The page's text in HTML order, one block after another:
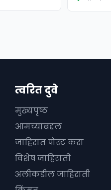
त्वरित दुवे
मुख्यपृष्ठ
आमच्याबद्दल
जाहिरात पोस्ट करा
विशेष जाहिराती
अलीकडील जाहिराती